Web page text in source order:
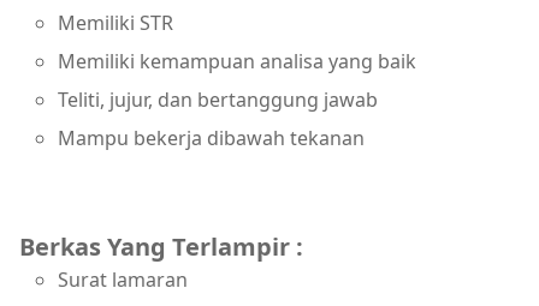
Memiliki STR
Memiliki kemampuan analisa yang baik
Teliti, jujur, dan bertanggung jawab
Mampu bekerja dibawah tekanan
Berkas Yang Terlampir :
Surat lamaran